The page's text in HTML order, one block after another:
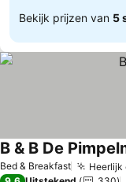
Bekijk prijzen van 5
Bed & Breakfast Heerlijk
B & B De